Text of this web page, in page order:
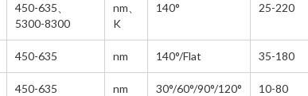
450-635、
5300-8300
nm、
K
140° 25-220
450-635 nm 140°/Flat 35-180
450-635 nm 30°/60°/90°/120° 10-80